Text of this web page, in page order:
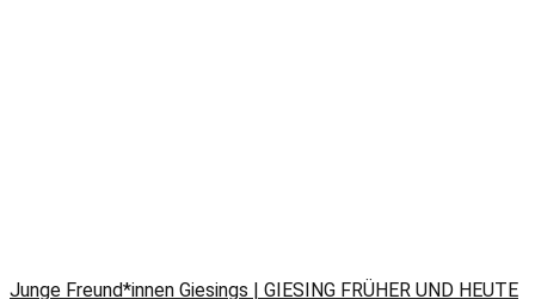
Junge Freund*innen Giesings | GIESING FRÜHER UND HEUTE